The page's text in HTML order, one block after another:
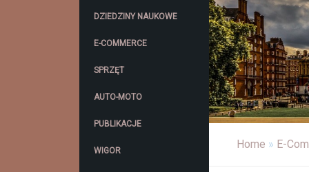
DZIEDZINY NAUKOWE
E-COMMERCE
SPRZĘT
AUTO-MOTO
PUBLIKACJE
WIGOR
Home » E-